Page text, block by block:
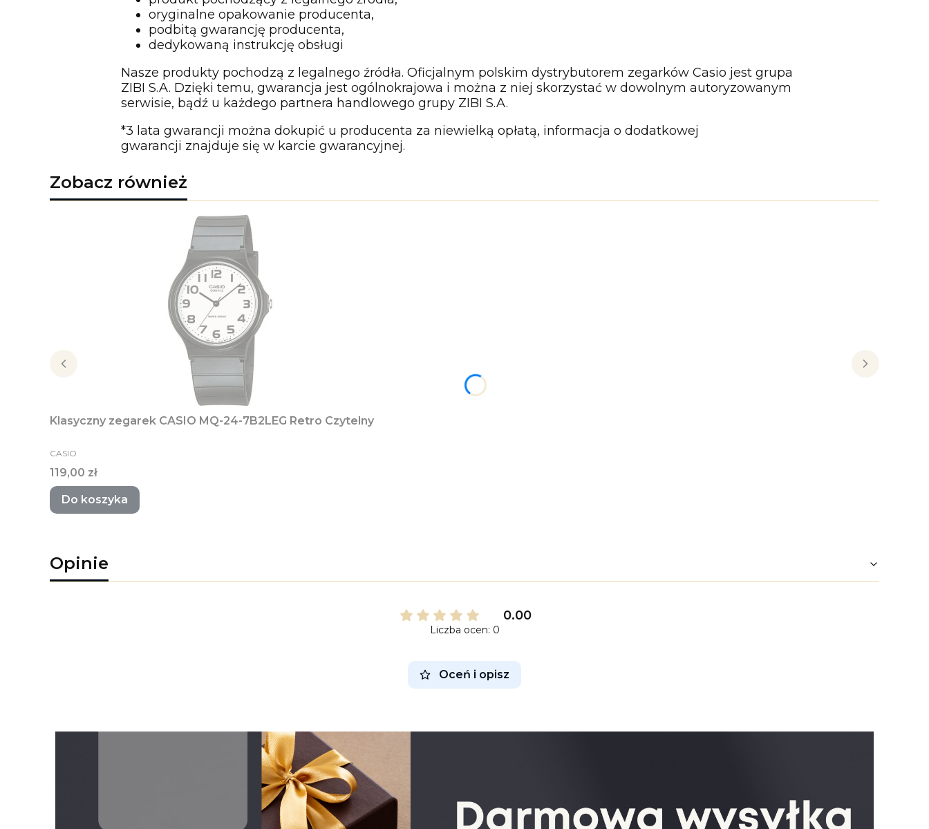
oryginalne opakowanie producenta,
podbitą gwarancję producenta,
dedykowaną instrukcję obsługi
Nasze produkty pochodzą z legalnego źródła. Oficjalnym polskim dystrybutorem zegarków Casio jest grupa
ZIBI S.A. Dzięki temu, gwarancja jest ogólnokrajowa i można z niej skorzystać w dowolnym autoryzowanym
serwisie, bądź u każdego partnera handlowego grupy ZIBI S.A.
*3 lata gwarancji można dokupić u producenta za niewielką opłatą, informacja o dodatkowej
gwarancji znajduje się w karcie gwarancyjnej.
Zobacz również
Klasyczny zegarek CASIO MQ-24-7B2LEG Retro Czytelny
PRODUCENT
CASIO
Cena
119,00 zł
Do koszyka
Opinie
0.00
Liczba ocen: 0
Oceń i opisz